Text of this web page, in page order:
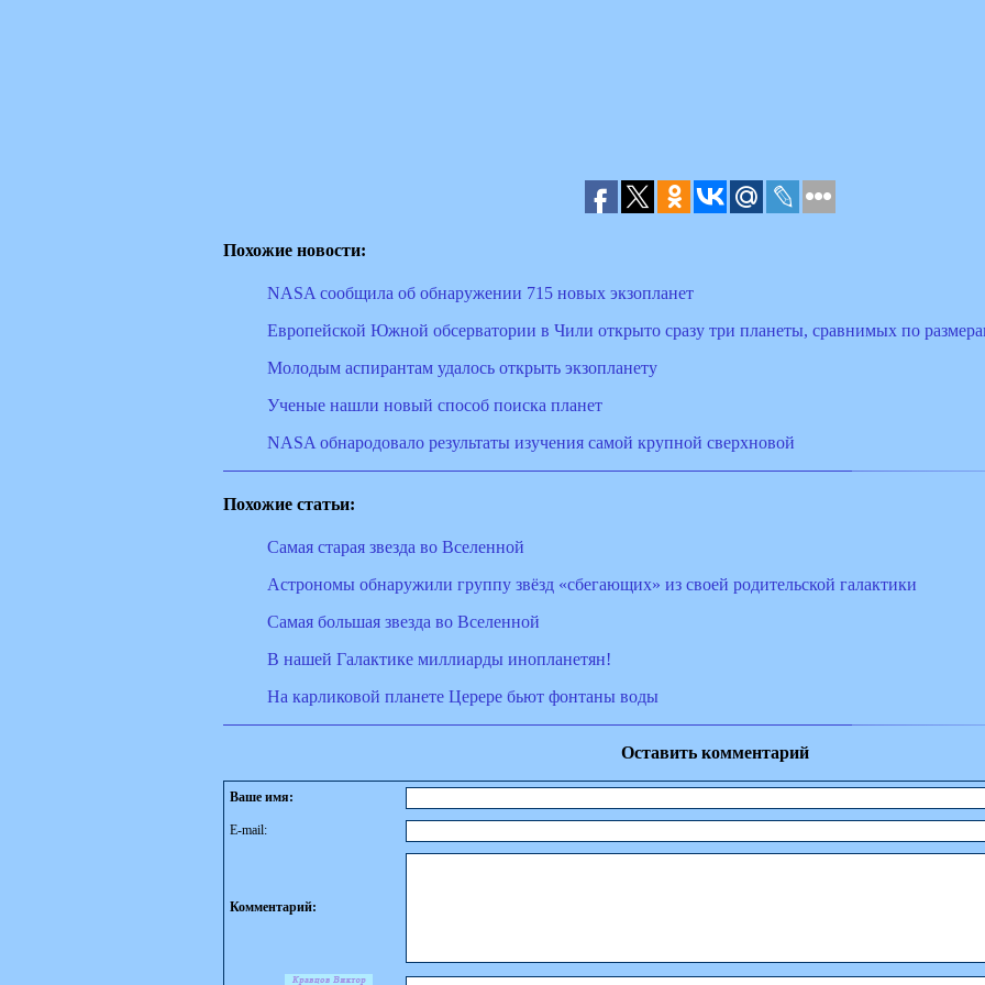
Похожие новости:
NASA сообщила об обнаружении 715 новых экзопланет
Европейской Южной обсерватории в Чили открыто сразу три планеты, сравнимых по
Молодым аспирантам удалось открыть экзопланету
Ученые нашли новый способ поиска планет
NASA обнародовало результаты изучения самой крупной сверхновой
Похожие статьи:
Cамая старая звезда во Вселенной
Астрономы обнаружили группу звёзд «сбегающих» из своей родительской галактики
Самая большая звезда во Вселенной
В нашей Галактике миллиарды инопланетян!
На карликовой планете Церере бьют фонтаны воды
Оставить комментарий
Ваше имя:
E-mail:
Комментарий: